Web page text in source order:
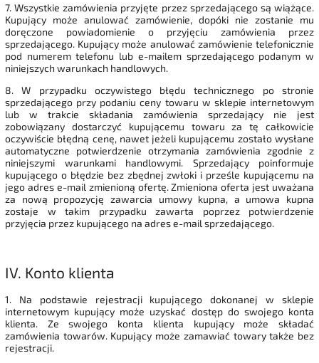
7. Wszystkie zamówienia przyjęte przez sprzedającego są wiążące.
Kupujący może anulować zamówienie, dopóki nie zostanie mu
doręczone powiadomienie o przyjęciu zamówienia przez
sprzedającego. Kupujący może anulować zamówienie telefonicznie
pod numerem telefonu lub e-mailem sprzedającego podanym w
niniejszych warunkach handlowych.
8. W przypadku oczywistego błędu technicznego po stronie
sprzedającego przy podaniu ceny towaru w sklepie internetowym
lub w trakcie składania zamówienia sprzedający nie jest
zobowiązany dostarczyć kupującemu towaru za tę całkowicie
oczywiście błędną cenę, nawet jeżeli kupującemu zostało wysłane
automatyczne potwierdzenie otrzymania zamówienia zgodnie z
niniejszymi warunkami handlowymi. Sprzedający poinformuje
kupującego o błędzie bez zbędnej zwłoki i prześle kupującemu na
jego adres e-mail zmienioną ofertę. Zmieniona oferta jest uważana
za nową propozycję zawarcia umowy kupna, a umowa kupna
zostaje w takim przypadku zawarta poprzez potwierdzenie
przyjęcia przez kupującego na adres e-mail sprzedającego.
IV. Konto klienta
1. Na podstawie rejestracji kupującego dokonanej w sklepie
internetowym kupujący może uzyskać dostęp do swojego konta
klienta. Ze swojego konta klienta kupujący może składać
zamówienia towarów. Kupujący może zamawiać towary także bez
rejestracji.